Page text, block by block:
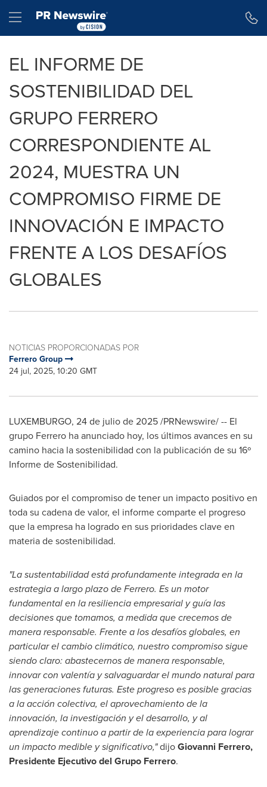
Hamburger menu
EL INFORME DE
SOSTENIBILIDAD DEL
GRUPO FERRERO
CORRESPONDIENTE AL
2024, MUESTRA UN
COMPROMISO FIRME DE
INNOVACIÓN E IMPACTO
FRENTE A LOS DESAFÍOS
GLOBALES
NOTICIAS PROPORCIONADAS POR
Ferrero Group
24 jul, 2025, 10:20 GMT
LUXEMBURGO, 24 de julio de 2025/PRNewswire/ -- El
grupo Ferrero ha anunciado hoy, los últimos avances en su
camino hacia la sostenibilidad con la publicación de su 16º
Informe de Sostenibilidad.
Guiados por el compromiso de tener un impacto positivo en
toda su cadena de valor, el informe comparte el progreso
que la empresa ha logrado en sus prioridades clave en
materia de sostenibilidad.
"La sustentabilidad está profundamente integrada en la
estrategia a largo plazo de Ferrero. Es un motor
fundamental en la resiliencia empresarial y guía las
decisiones que tomamos, a medida que crecemos de
manera responsable. Frente a los desafíos globales, en
particular el cambio climático, nuestro compromiso sigue
siendo claro: abastecernos de manera responsable,
innovar con valentía y salvaguardar el mundo natural para
las generaciones futuras. Este progreso es posible gracias
a la acción colectiva, el aprovechamiento de la
innovación, la investigación y el desarrollo, y al
aprendizaje continuo a partir de la experiencia para lograr
un impacto medible y significativo,"dijoGiovanni Ferrero,
Presidente Ejecutivo del Grupo Ferrero.